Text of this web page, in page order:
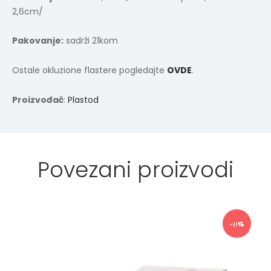
2,6cm/
Pakovanje: sadrži 21kom
Ostale okluzione flastere pogledajte OVDE.
Proizvođač: Plastod
Povezani proizvodi
-11%